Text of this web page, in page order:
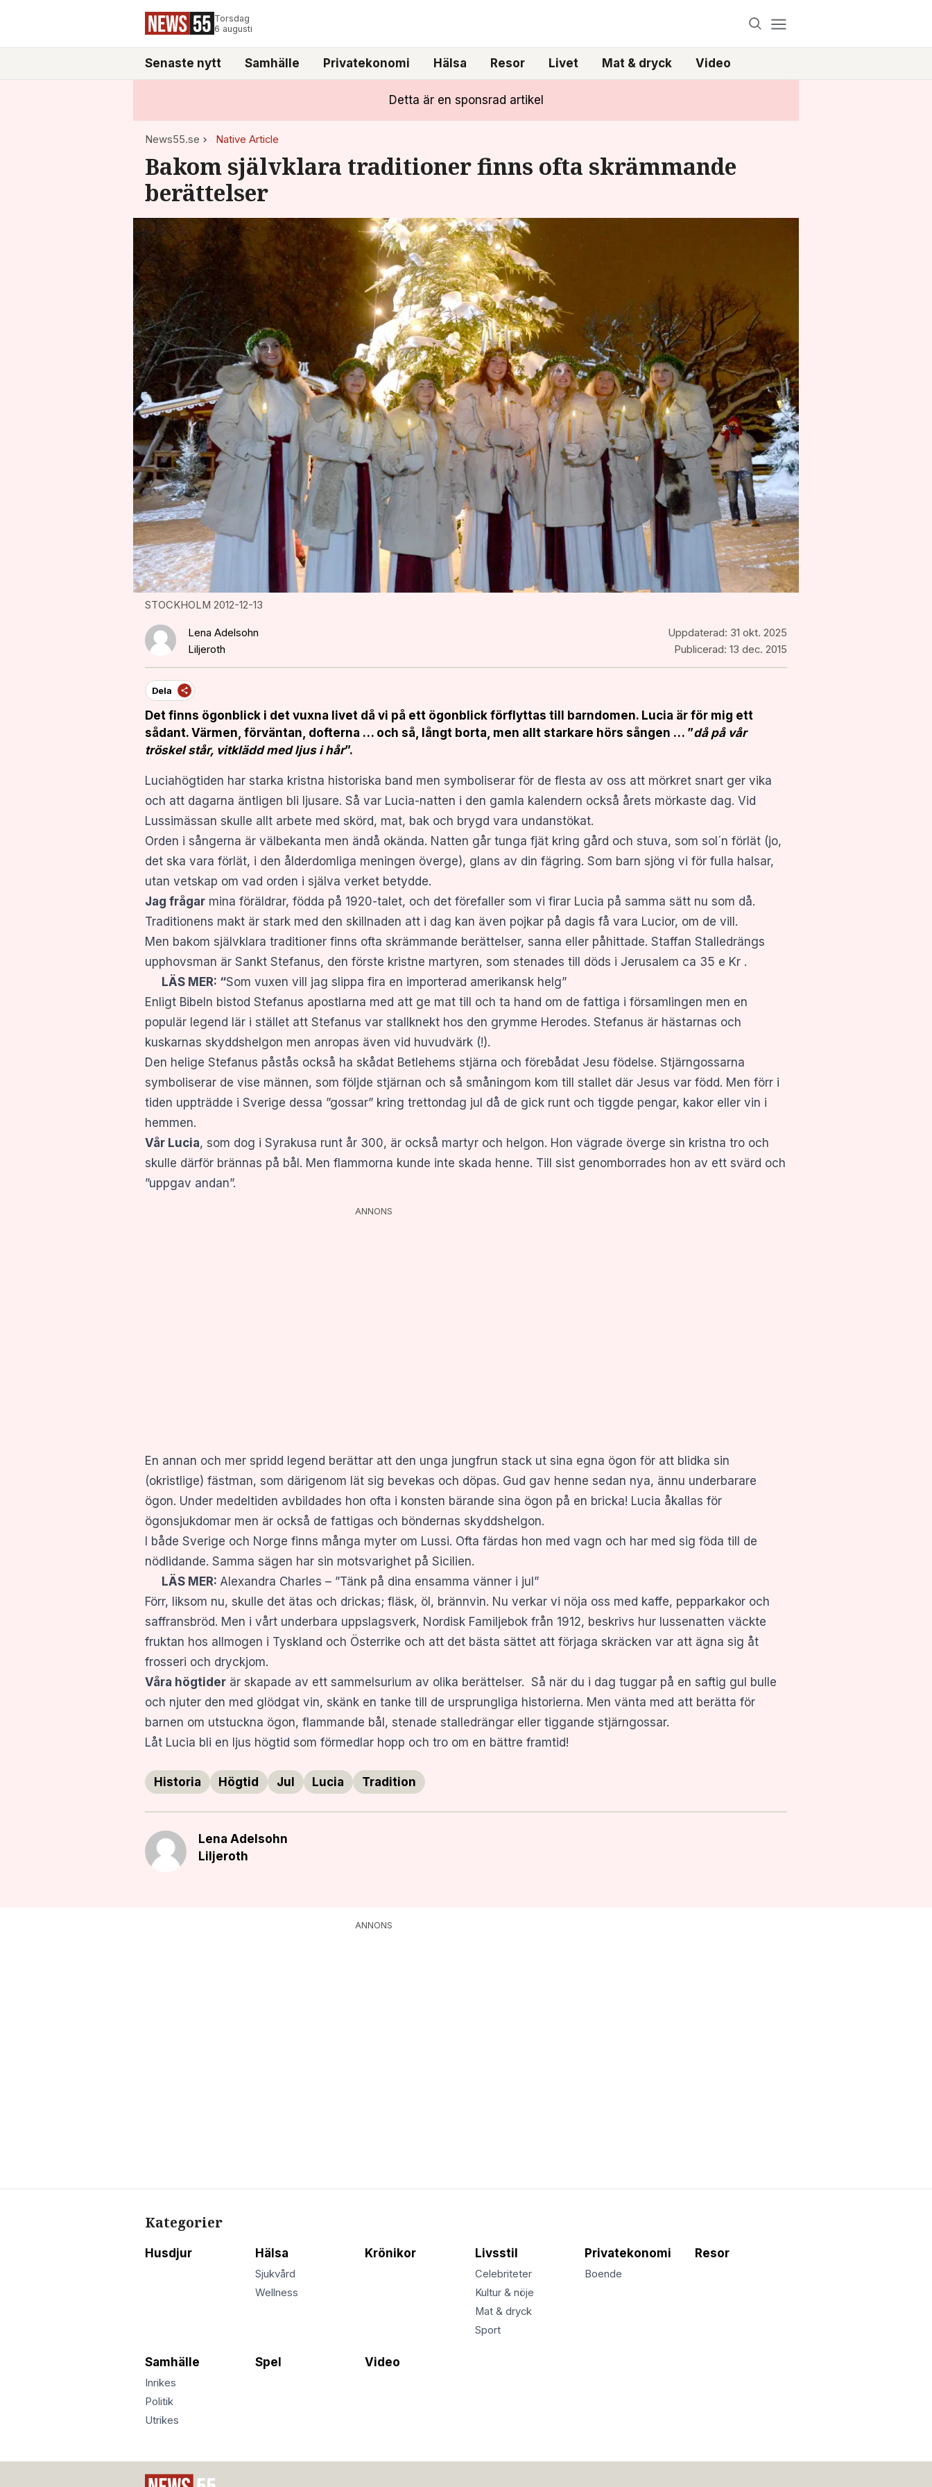
Torsdag
6 augusti
Senaste nytt Samhälle Privatekonomi Hälsa Resor Livet Mat & dryck Video
Detta är en sponsrad artikel
News55.se Native Article
Bakom självklara traditioner finns ofta skrämmande
berättelser
STOCKHOLM 2012-12-13
Lena Adelsohn
Liljeroth
Uppdaterad: 31 okt. 2025
Publicerad: 13 dec. 2015
Dela
Det finns ögonblick i det vuxna livet då vi på ett ögonblick förflyttas till barndomen. Lucia är för mig ett
sådant. Värmen, förväntan, dofterna … och så, långt borta, men allt starkare hörs sången … ”då på vår
tröskel står, vitklädd med ljus i hår”.
Luciahögtiden har starka kristna historiska band men symboliserar för de flesta av oss att mörkret snart ger vika
och att dagarna äntligen bli ljusare. Så var Lucia-natten i den gamla kalendern också årets mörkaste dag. Vid
Lussimässan skulle allt arbete med skörd, mat, bak och brygd vara undanstökat.
Orden i sångerna är välbekanta men ändå okända. Natten går tunga fjät kring gård och stuva, som sol´n förlät (jo,
det ska vara förlät, i den ålderdomliga meningen överge), glans av din fägring. Som barn sjöng vi för fulla halsar,
utan vetskap om vad orden i själva verket betydde.
Jag frågar mina föräldrar, födda på 1920-talet, och det förefaller som vi firar Lucia på samma sätt nu som då.
Traditionens makt är stark med den skillnaden att i dag kan även pojkar på dagis få vara Lucior, om de vill.
Men bakom självklara traditioner finns ofta skrämmande berättelser, sanna eller påhittade. Staffan Stalledrängs
upphovsman är Sankt Stefanus, den förste kristne martyren, som stenades till döds i Jerusalem ca 35 e Kr .
LÄS MER: “Som vuxen vill jag slippa fira en importerad amerikansk helg”
Enligt Bibeln bistod Stefanus apostlarna med att ge mat till och ta hand om de fattiga i församlingen men en
populär legend lär i stället att Stefanus var stallknekt hos den grymme Herodes. Stefanus är hästarnas och
kuskarnas skyddshelgon men anropas även vid huvudvärk (!).
Den helige Stefanus påstås också ha skådat Betlehems stjärna och förebådat Jesu födelse. Stjärngossarna
symboliserar de vise männen, som följde stjärnan och så småningom kom till stallet där Jesus var född. Men förr i
tiden uppträdde i Sverige dessa ”gossar” kring trettondag jul då de gick runt och tiggde pengar, kakor eller vin i
hemmen.
Vår Lucia, som dog i Syrakusa runt år 300, är också martyr och helgon. Hon vägrade överge sin kristna tro och
skulle därför brännas på bål. Men flammorna kunde inte skada henne. Till sist genomborrades hon av ett svärd och
”uppgav andan”.
ANNONS
En annan och mer spridd legend berättar att den unga jungfrun stack ut sina egna ögon för att blidka sin
(okristlige) fästman, som därigenom lät sig bevekas och döpas. Gud gav henne sedan nya, ännu underbarare
ögon. Under medeltiden avbildades hon ofta i konsten bärande sina ögon på en bricka! Lucia åkallas för
ögonsjukdomar men är också de fattigas och böndernas skyddshelgon.
I både Sverige och Norge finns många myter om Lussi. Ofta färdas hon med vagn och har med sig föda till de
nödlidande. Samma sägen har sin motsvarighet på Sicilien.
LÄS MER: Alexandra Charles – ”Tänk på dina ensamma vänner i jul”
Förr, liksom nu, skulle det ätas och drickas; fläsk, öl, brännvin. Nu verkar vi nöja oss med kaffe, pepparkakor och
saffransbröd. Men i vårt underbara uppslagsverk, Nordisk Familjebok från 1912, beskrivs hur lussenatten väckte
fruktan hos allmogen i Tyskland och Österrike och att det bästa sättet att förjaga skräcken var att ägna sig åt
frosseri och dryckjom.
Våra högtider är skapade av ett sammelsurium av olika berättelser. Så när du i dag tuggar på en saftig gul bulle
och njuter den med glödgat vin, skänk en tanke till de ursprungliga historierna. Men vänta med att berätta för
barnen om utstuckna ögon, flammande bål, stenade stalledrängar eller tiggande stjärngossar.
Låt Lucia bli en ljus högtid som förmedlar hopp och tro om en bättre framtid!
Historia Högtid Jul Lucia Tradition
Lena Adelsohn
Liljeroth
ANNONS
Kategorier
Husdjur Hälsa
Sjukvård
Wellness
Krönikor Livsstil
Celebriteter
Kultur & nöje
Mat & dryck
Sport
Privatekonomi
Boende
Resor
Samhälle
Inrikes
Politik
Utrikes
Spel Video